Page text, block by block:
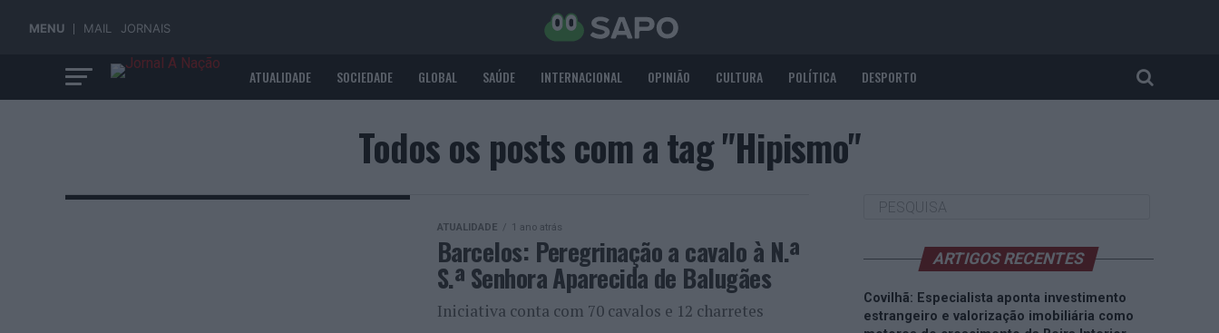
MENU MAIL JORNAIS
ATUALIDADE SOCIEDADE GLOBAL SAÚDE INTERNACIONAL OPINIÃO CULTURA POLÍTICA DESPORTO
Todos os posts com a tag "Hipismo"
ATUALIDADE 1 ano atrás
Barcelos: Peregrinação a cavalo à N.ª
S.ª Senhora Aparecida de Balugães
Iniciativa conta com 70 cavalos e 12 charretes
ARTIGOS RECENTES
Covilhã: Especialista aponta investimento
estrangeiro e valorização imobiliária como